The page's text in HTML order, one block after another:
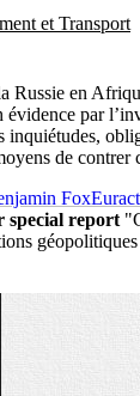
et Transport
Russie en
évidence par
inquiétudes,
de contrer
Fox
special report